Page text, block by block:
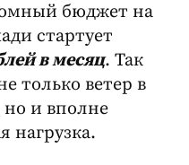
бюджет на
стартует
в месяц. Так
только ветер в
но и вполне
нагрузка.